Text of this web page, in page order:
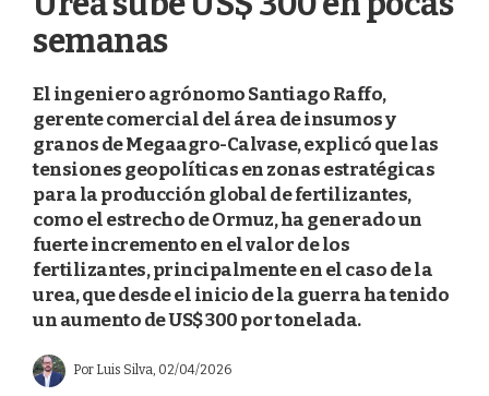
semanas
El ingeniero agrónomo Santiago Raffo,
gerente comercial del área de insumos y
granos de Megaagro-Calvase, explicó que las
tensiones geopolíticas en zonas estratégicas
para la producción global de fertilizantes,
como el estrecho de Ormuz, ha generado un
fuerte incremento en el valor de los
fertilizantes, principalmente en el caso de la
urea, que desde el inicio de la guerra ha tenido
un aumento de US$ 300 por tonelada.
Por Luis Silva, 02/04/2026